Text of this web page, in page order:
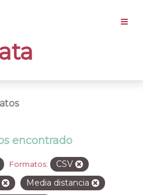
encontrado
Formatos: CSV
Media distancia